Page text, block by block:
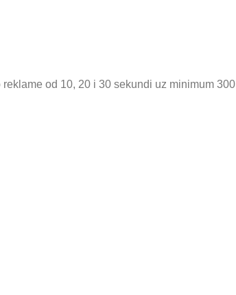
od 10, 20 i 30 sekundi uz minimum 300